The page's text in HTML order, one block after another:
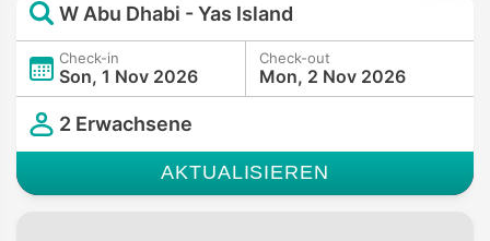
W Abu Dhabi - Yas Island
Check-in
Son, 1 Nov 2026
Check-out
Mon, 2 Nov 2026
2 Erwachsene
AKTUALISIEREN